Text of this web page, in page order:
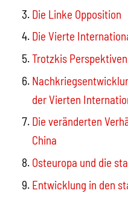
Die Linke Opposition
Die Vierte
Trotzkis Perspektiven
der Vierten
Die veränderten
China
Osteuropa und die
Entwicklung in den